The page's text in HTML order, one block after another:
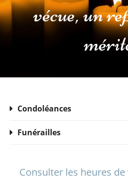
vécue, un
Condoléances
Funérailles
Consulter les heures